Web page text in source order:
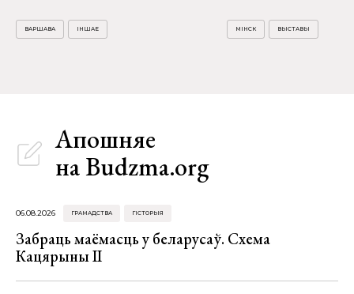
ВАРШАВА ІНШАЕ МІНСК ВЫСТАВЫ
Апошняе
на Budzma.org
06.08.2026 ГРАМАДСТВА ГІСТОРЫЯ
Забраць маёмасць у беларусаў. Схема
Кацярыны ІІ